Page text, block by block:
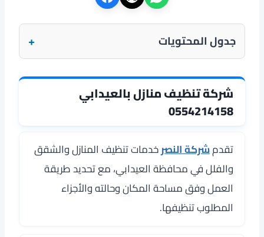
جدول المحتويات +
شركة تنظيف منازل بالعيدابي
0554214158
تقدمشركة النصرخدمات تنظيف المنازل والشقق
والفلل في محافظة العيدابي، مع تحديد طريقة
العمل وفق مساحة المكان وحالته والأجزاء
المطلوب تنظيفها.